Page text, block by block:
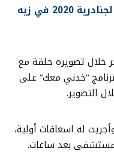
اقرأ أيضا..موعد انطلاق مهرجان الجنادرية 2020 في زيه
خلال تصويره حلقة مع
“خدني معك” على
له اسعافات أولية،
بعد ساعات.